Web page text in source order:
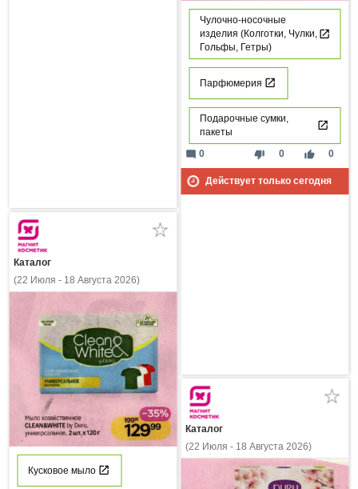
Чулочно-носочные
изделия (Колготки, Чулки,
Гольфы, Гетры)
Парфюмерия
Подарочные сумки,
пакеты
thumb_down 0 thumb_up 0
mode_comment 0
Действует только сегодня
Каталог
(22 Июля - 18 Августа 2026)
Кусковое мыло
Каталог
(22 Июля - 18 Августа 2026)